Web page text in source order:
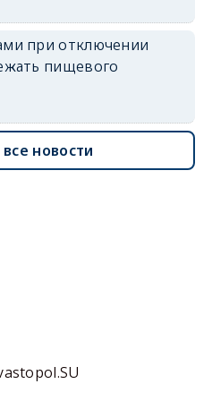
при отключении
пищевого
новости